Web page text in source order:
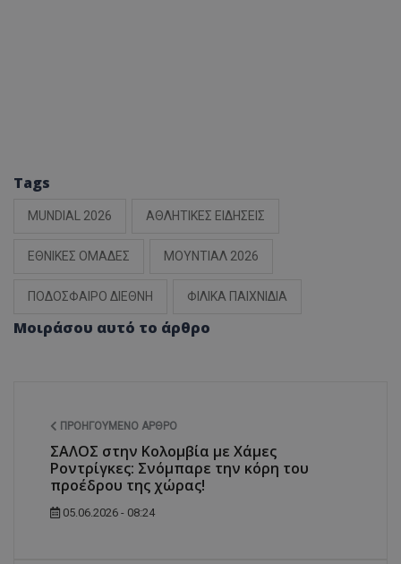
Tags
MUNDIAL 2026 ΑΘΛΗΤΙΚΕΣ ΕΙΔΗΣΕΙΣ
ΕΘΝΙΚΕΣ ΟΜΑΔΕΣ ΜΟΥΝΤΙΑΛ 2026
ΠΟΔΟΣΦΑΙΡΟ ΔΙΕΘΝΗ ΦΙΛΙΚΑ ΠΑΙΧΝΙΔΙΑ
Μοιράσου αυτό το άρθρο
ΠΡΟΗΓΟΎΜΕΝΟ ΆΡΘΡΟ
ΣΑΛΟΣ στην Κολομβία με Χάμες
Ροντρίγκες: Σνόμπαρε την κόρη του
προέδρου της χώρας!
05.06.2026 - 08:24